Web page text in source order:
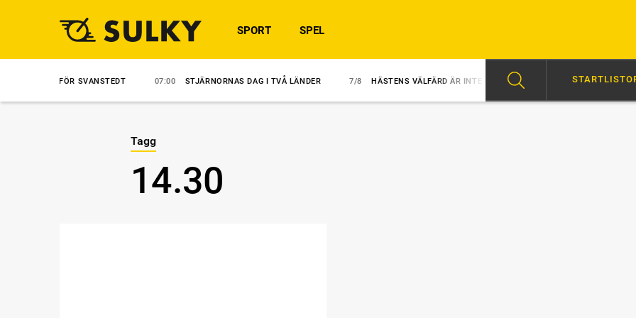
SPORT SPEL
FÖR SVANSTEDT 07:00 STJÄRNORNAS DAG I TVÅ LÄNDER 7/8 HÄSTENS VÄLFÄRD ÄR INTE FÖRHANDLINGSBAR LINDEROTH
Tagg
14.30